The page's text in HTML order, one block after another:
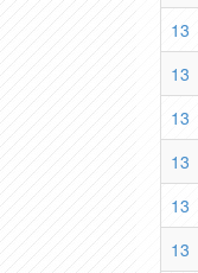
13
13
13
13
13
13